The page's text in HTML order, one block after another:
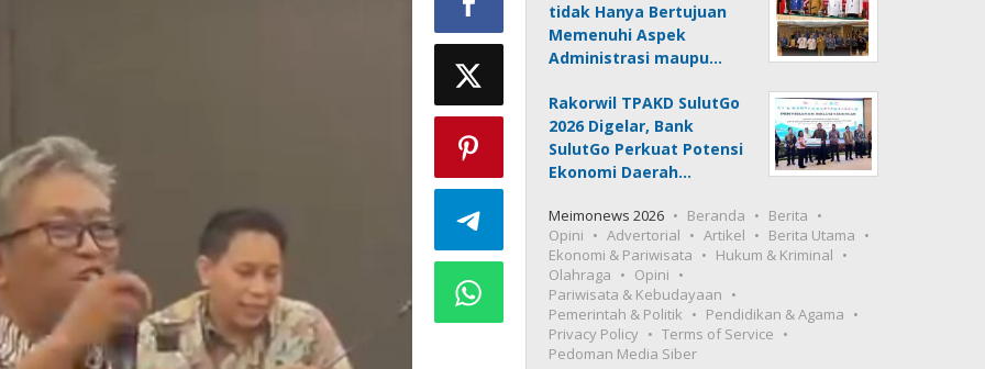
tidak Hanya Bertujuan
Memenuhi Aspek
Administrasi maupu…
Rakorwil TPAKD SulutGo
2026 Digelar, Bank
SulutGo Perkuat Potensi
Ekonomi Daerah…
Meimonews 2026 Beranda
Berita
Opini
Advertorial Artikel
Berita Utama
Ekonomi & Pariwisata
Hukum & Kriminal
Olahraga
Opini
Pariwisata & Kebudayaan
Pemerintah & Politik
Pendidikan & Agama
Privacy Policy
Terms of Service
Pedoman Media Siber